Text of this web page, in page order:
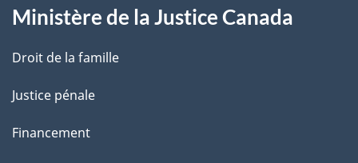
e
Ministère de la Justice Canada
Droit de la famille
Justice pénale
Financement